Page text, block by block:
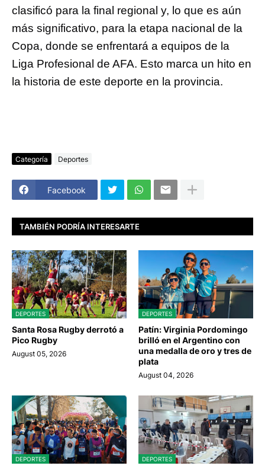
clasificó para la final regional y, lo que es aún
más significativo, para la etapa nacional de la
Copa, donde se enfrentará a equipos de la
Liga Profesional de AFA. Esto marca un hito en
la historia de este deporte en la provincia.
Categoría Deportes
Facebook
TAMBIÉN PODRÍA INTERESARTE
DEPORTES
Santa Rosa Rugby derrotó a
Pico Rugby
August 05, 2026
DEPORTES
Patín: Virginia Pordomingo
brilló en el Argentino con
una medalla de oro y tres de
plata
August 04, 2026
DEPORTES DEPORTES